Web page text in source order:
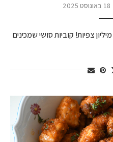
18 באוגוסט 2025
המתכון ששבר את הרשת עם מעל 7 מיליון צפיות! קוביות סושי שמכינים